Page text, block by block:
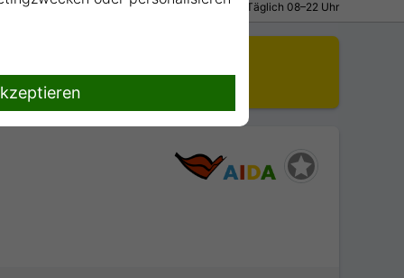
Persönlich · Kostenlos · Täglich 08–22 Uhr